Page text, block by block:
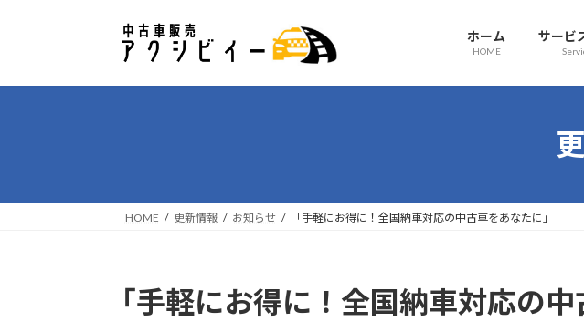
プ
動
ホーム
HOME
サービ
HOME 更新情報 お知らせ 「手軽にお得に！全国納車対応の中古車をあなたに」
「手軽にお得に！全国納車対応の